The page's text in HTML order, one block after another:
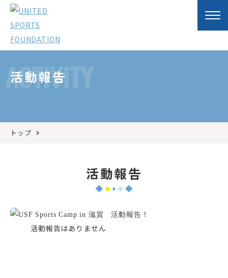
ACTIVITY
活動報告
トップ
活動報告